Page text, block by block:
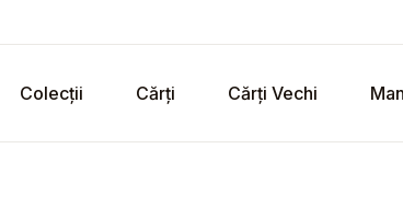
Colecții Cărți Cărți Vechi